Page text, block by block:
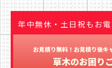
年中無休・土日祝もお
お見積り無料！お見積り後キ
草木のお困り